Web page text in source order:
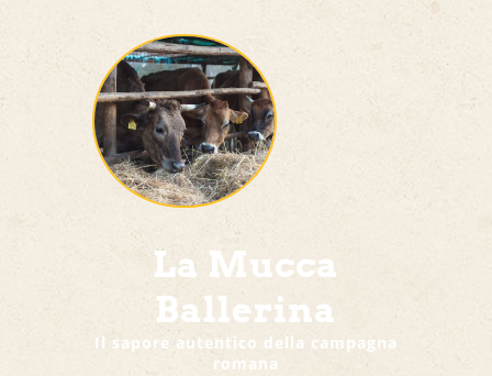
La Mucca
Ballerina
Il sapore autentico della campagna
romana